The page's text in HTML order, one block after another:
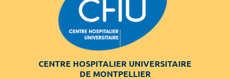
CENTRE HOSPITALIER UNIVERSITAIRE
DE MONTPELLIER